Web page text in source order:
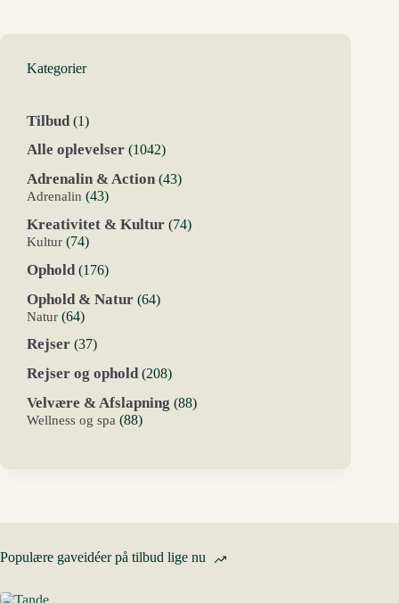
Kategorier
Tilbud 11
Alle oplevelser 10421042
Adrenalin & Action 4343
Adrenalin 4343
Kreativitet & Kultur 7474
Kultur 7474
Ophold 176176
Ophold & Natur 6464
Natur 6464
Rejser 3737
Rejser og ophold 208208
Velvære & Afslapning 8888
Wellness og spa 8888
Populære gaveidéer på tilbud lige nu